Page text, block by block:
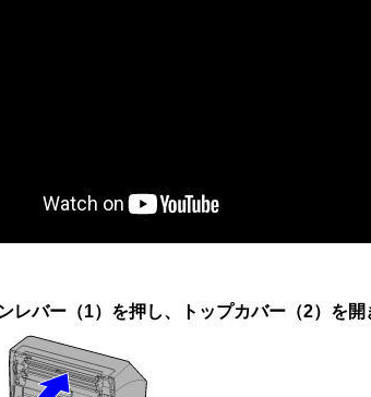
レバー（1）を押し、トップカバー（2）を開